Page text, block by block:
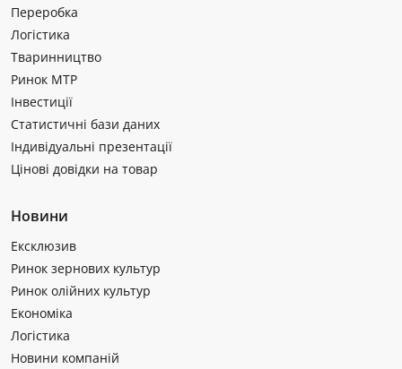
Переробка
Логістика
Тваринництво
Ринок МТР
Інвестиції
Статистичні бази даних
Індивідуальні презентації
Цінові довідки на товар
Новини
Ексклюзив
Ринок зернових культур
Ринок олійних культур
Економіка
Логістика
Новини компаній